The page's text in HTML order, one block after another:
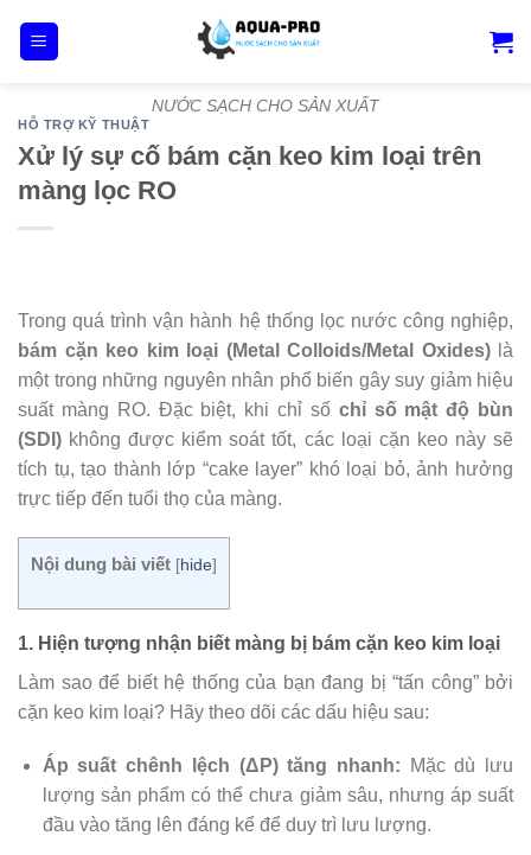
NƯỚC SẠCH CHO SẢN XUẤT
HỖ TRỢ KỸ THUẬT
Xử lý sự cố bám cặn keo kim loại trên
màng lọc RO
Trong quá trình vận hành hệ thống lọc nước công nghiệp,
bám cặn keo kim loại (Metal Colloids/Metal Oxides)là
một trong những nguyên nhân phổ biến gây suy giảm hiệu
suất màng RO. Đặc biệt, khi chỉ số chỉ số mật độ bùn
(SDI) không được kiểm soát tốt, các loại cặn keo này sẽ
tích tụ, tạo thành lớp “cake layer” khó loại bỏ, ảnh hưởng
trực tiếp đến tuổi thọ của màng.
Nội dung bài viết [hide]
1. Hiện tượng nhận biết màng bị bám cặn keo kim loại
Làm sao để biết hệ thống của bạn đang bị “tấn công” bởi
cặn keo kim loại? Hãy theo dõi các dấu hiệu sau:
Áp suất chênh lệch (ΔP) tăng nhanh: Mặc dù lưu
lượng sản phẩm có thể chưa giảm sâu, nhưng áp suất
đầu vào tăng lên đáng kể để duy trì lưu lượng.